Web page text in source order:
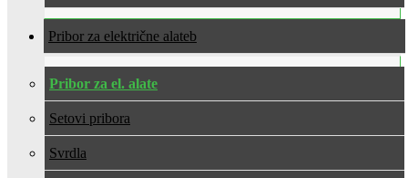
Pribor za električne alate
Pribor za el. alate
Setovi pribora
Svrdla